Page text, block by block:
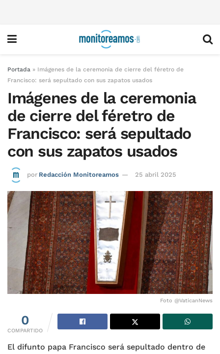
Portada » Imágenes de la ceremonia de cierre del féretro de
Francisco: será sepultado con sus zapatos usados
Imágenes de la ceremonia
de cierre del féretro de
Francisco: será sepultado
con sus zapatos usados
por Redacción Monitoreamos 25 abril 2025
Foto @VaticanNews
0
COMPARTIDO
El difunto papa Francisco será sepultado dentro de